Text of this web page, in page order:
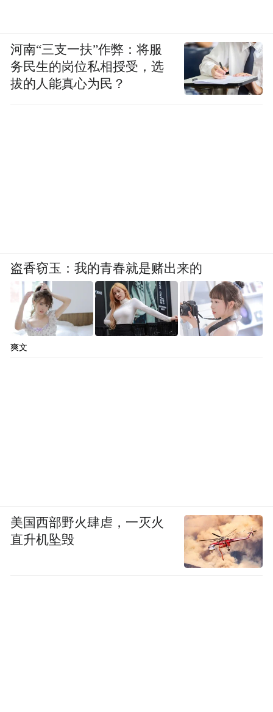
河南“三支一扶”作弊：将服
务民生的岗位私相授受，选
拔的人能真心为民？
盗香窃玉：我的青春就是赌出来的
爽文
美国西部野火肆虐，一灭火
直升机坠毁